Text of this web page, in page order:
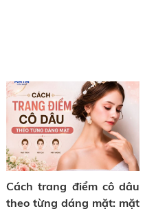
Cách trang điểm cô dâu
theo từng dáng mặt: mặt